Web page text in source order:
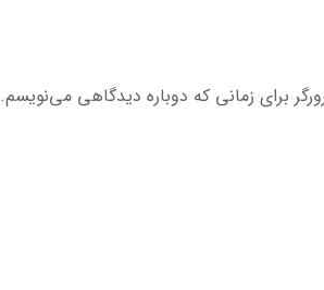
برای زمانی که دوباره دیدگاهی می‌نویسم.